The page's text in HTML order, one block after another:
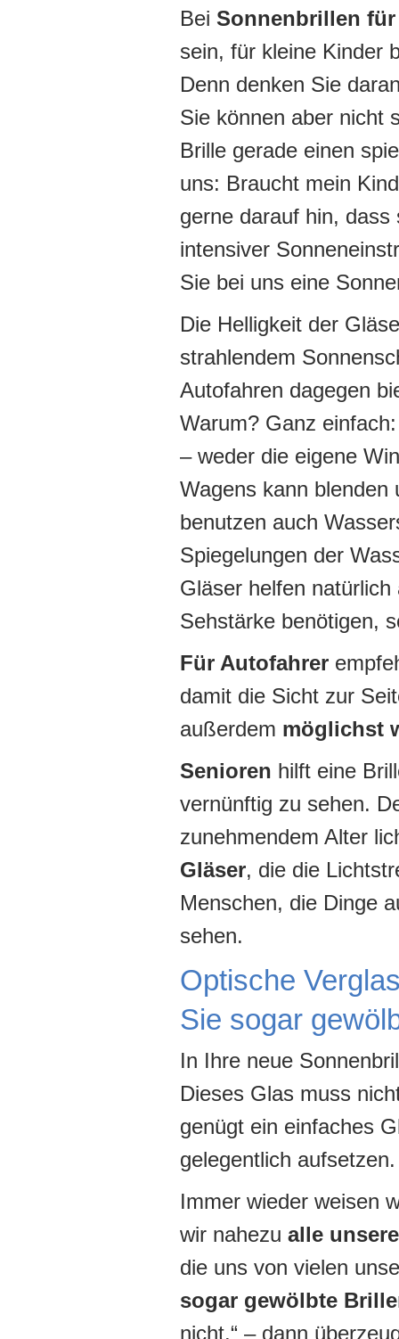
Bei Sonnenbrillen
sein, für kleine Kinder
Denn denken Sie
Sie können aber nicht
Brille gerade einen
uns: Braucht mein
gerne darauf hin,
intensiver
Sie bei uns eine
Die Helligkeit der
strahlendem
Autofahren dagegen
Warum? Ganz
– weder die eigene
Wagens kann blenden
benutzen auch
Spiegelungen der
Gläser helfen
Sehstärke benötigen,
Für Autofahrer
damit die Sicht zur
außerdem möglichst
Senioren hilft eine
vernünftig zu sehen.
zunehmendem Alter
Gläser, die die
Menschen, die Dinge
sehen.
Optische
Sie sogar
In Ihre neue
Dieses Glas muss
genügt ein einfaches
gelegentlich aufsetzen.
Immer wieder weisen
wir nahezu alle
die uns von vielen
sogar gewölbte
nicht.“ – dann